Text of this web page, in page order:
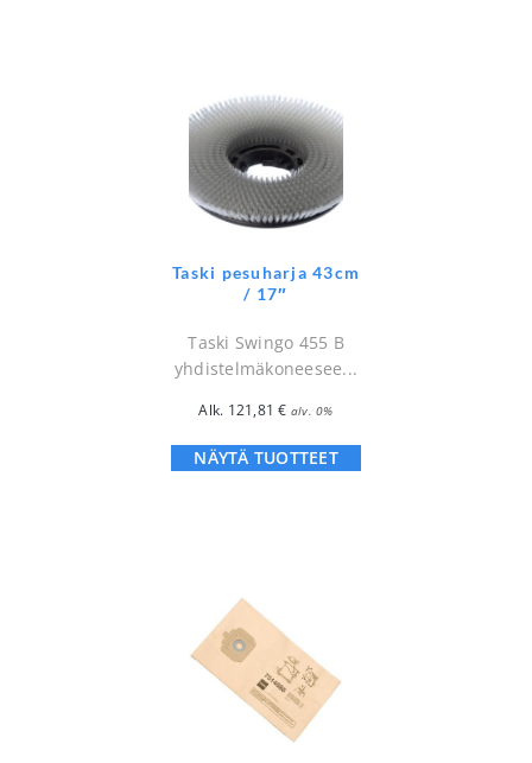
Taski pesuharja 43cm
/ 17″
Taski Swingo 455 B
yhdistelmäkoneesee...
Alk. 121,81€ alv. 0%
NÄYTÄ TUOTTEET